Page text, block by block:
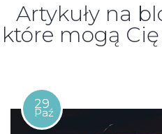
Artykuły na
które mogą
29
Paź